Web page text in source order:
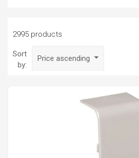
2995 products
Sort
by:
Price ascending